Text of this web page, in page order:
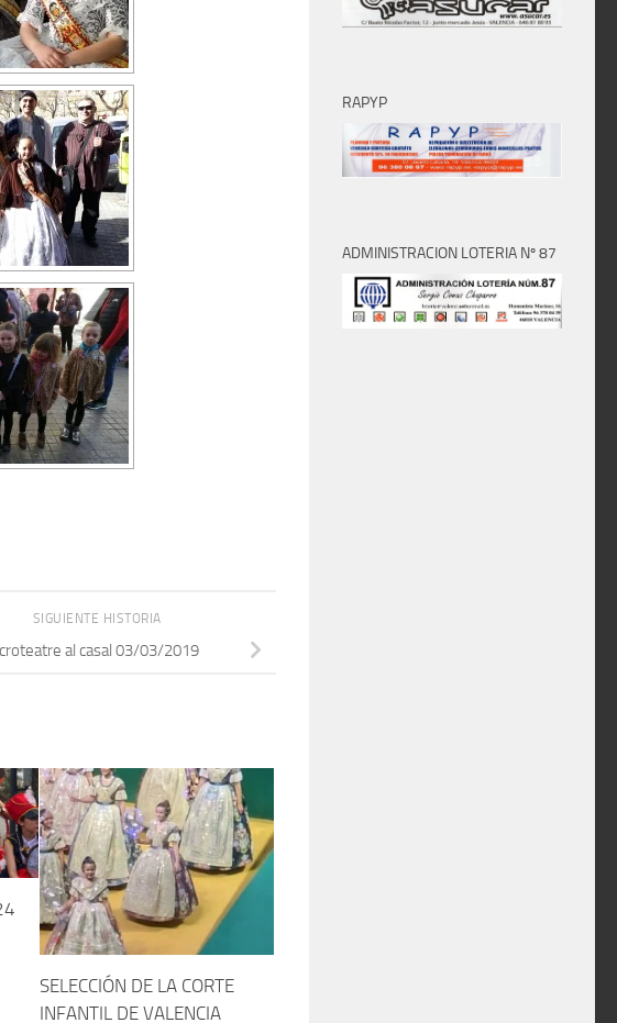
SIGUIENTE HISTORIA
al casal 03/03/2019
SELECCIÓN DE LA CORTE
INFANTIL DE VALENCIA
RAPYP
ADMINISTRACION LOTERIA Nº 87